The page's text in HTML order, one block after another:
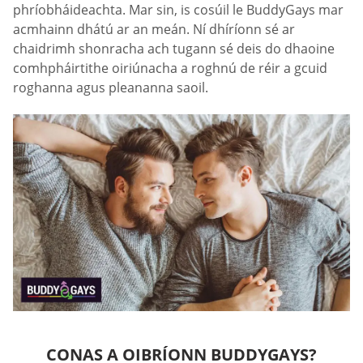
phríobháideachta. Mar sin, is cosúil le BuddyGays mar
acmhainn dhátú ar an meán. Ní dhíríonn sé ar
chaidrimh shonracha ach tugann sé deis do dhaoine
comhpháirtithe oiriúnacha a roghnú de réir a gcuid
roghanna agus pleananna saoil.
CONAS A OIBRÍONN BUDDYGAYS?